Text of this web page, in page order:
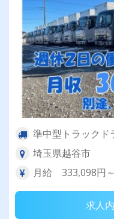
準中型トラックド
埼玉県越谷市
月給 333,098円～
求人